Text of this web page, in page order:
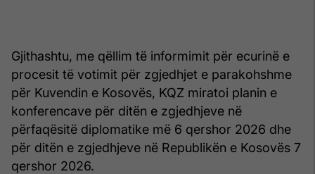
Gjithashtu, me qëllim të informimit për ecurinë e
procesit të votimit për zgjedhjet e parakohshme
për Kuvendin e Kosovës, KQZ miratoi planin e
konferencave për ditën e zgjedhjeve në
përfaqësitë diplomatike më 6 qershor 2026 dhe
për ditën e zgjedhjeve në Republikën e Kosovës 7
qershor 2026.